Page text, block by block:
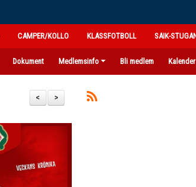
CAMPER/KOLLO KLASSFOTBOLL SAIK-
Dokument Medlemsinfo Bli medlem Kalender
>
<